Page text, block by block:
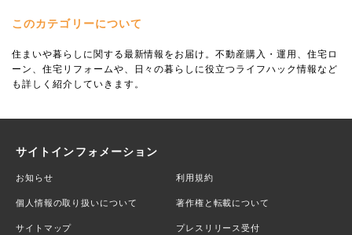
このカテゴリーについて
住まいや暮らしに関する最新情報をお届け。不動産購入・運用、住宅ロ
ーン、住宅リフォームや、日々の暮らしに役立つライフハック情報など
も詳しく紹介していきます。
サイトインフォメーション
お知らせ 利用規約
個人情報の取り扱いについて 著作権と転載について
サイトマップ プレスリリース受付